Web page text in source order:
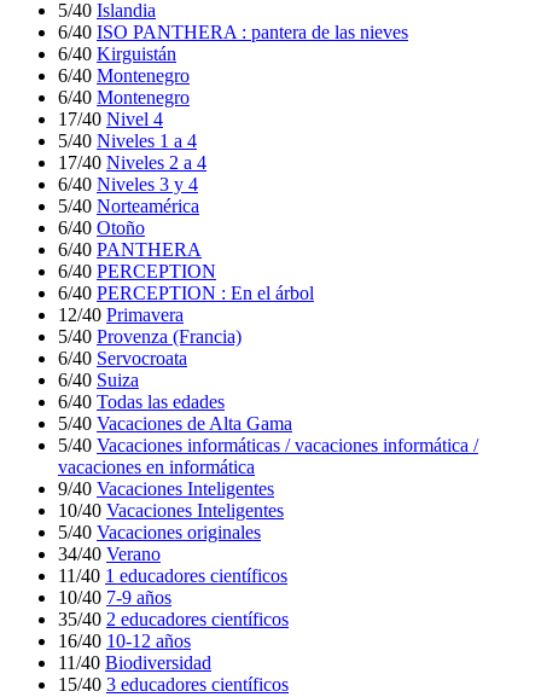
5/40 Islandia
6/40 ISO PANTHERA : pantera de las nieves
6/40 Kirguistán
6/40 Montenegro
6/40 Montenegro
17/40 Nivel 4
5/40 Niveles 1 a 4
17/40 Niveles 2 a 4
6/40 Niveles 3 y 4
5/40 Norteamérica
6/40 Otoño
6/40 PANTHERA
6/40 PERCEPTION
6/40 PERCEPTION : En el árbol
12/40 Primavera
5/40 Provenza (Francia)
6/40 Servocroata
6/40 Suiza
6/40 Todas las edades
5/40 Vacaciones de Alta Gama
5/40 Vacaciones informáticas / vacaciones informática /
vacaciones en informática
9/40 Vacaciones Inteligentes
10/40 Vacaciones Inteligentes
5/40 Vacaciones originales
34/40 Verano
11/40 1 educadores científicos
10/40 7-9 años
35/40 2 educadores científicos
16/40 10-12 años
11/40 Biodiversidad
15/40 3 educadores científicos